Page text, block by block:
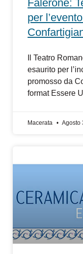
Falerone:
per
Il Teatro
esaurito per
promosso da
format Essere
Macerata Agosto